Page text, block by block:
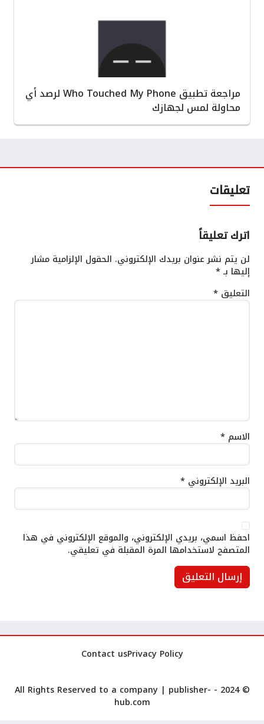
مراجعة تطبيق Who Touched My Phone لرصد أي
محاولة لمس لجهازك
تعليقات
اترك تعليقاً
لن يتم نشر عنوان بريدك الإلكتروني. الحقول الإلزامية مشار
إليها بـ*
التعليق *
الاسم *
البريد الإلكتروني *
احفظ اسمي، بريدي الإلكتروني، والموقع الإلكتروني في هذا
المتصفح لاستخدامها المرة المقبلة في تعليقي.
Privacy Policy
Contact us
© 2024 - All Rights Reserved to a company |
publisher-
hub.com